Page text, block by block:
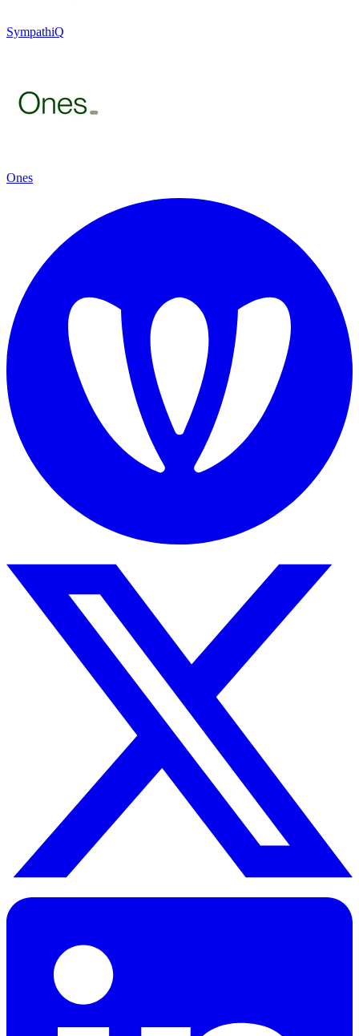
SympathiQ
Ones